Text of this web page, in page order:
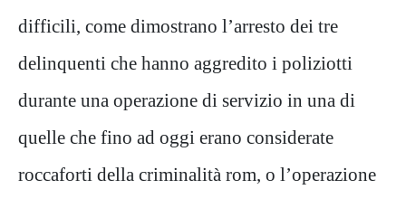
difficili, come dimostrano l’arresto dei tre
delinquenti che hanno aggredito i poliziotti
durante una operazione di servizio in una di
quelle che fino ad oggi erano considerate
roccaforti della criminalità rom, o l’operazione